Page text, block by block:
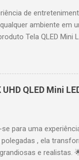
de
ambiente em
Tela QLED
imagens e
garantindo fluidez e
e acesso a
de voz para
44,5 cm Peso:
QLED Mini
se para uma
, ela
e realistas.